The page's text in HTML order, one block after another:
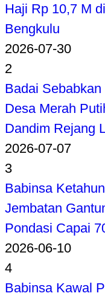
Haji Rp 10,7 M
Bengkulu
2026-07-30
2
Badai
Desa Merah
Dandim Rejang
2026-07-07
3
Babinsa
Jembatan
Pondasi Capai
2026-06-10
4
Babinsa Kawal